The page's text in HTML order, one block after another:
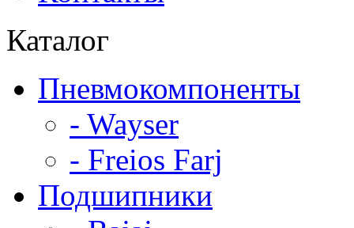
Каталог
Пневмокомпоненты
- Wayser
- Freios Farj
Подшипники